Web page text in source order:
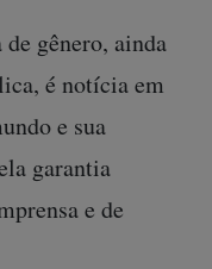
gênero, ainda
é notícia em
e sua
garantia
e de